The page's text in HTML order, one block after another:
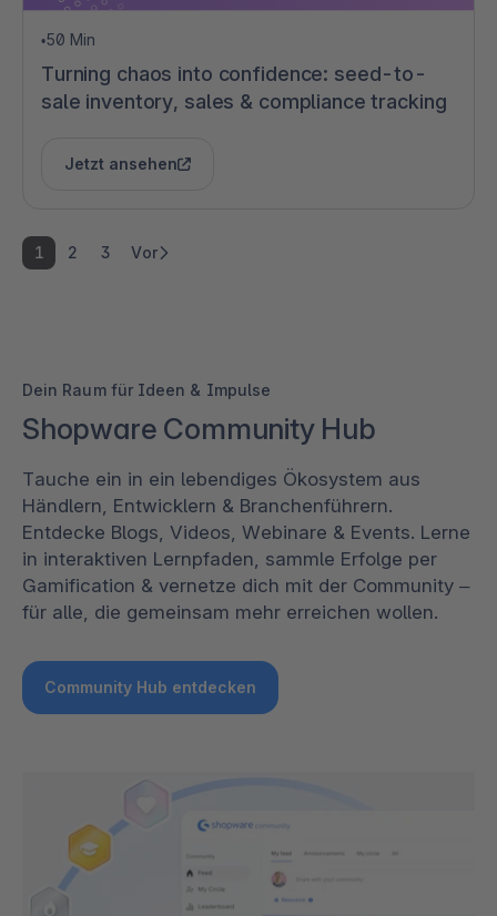
•50 Min
Turning chaos into confidence: seed-to-
sale inventory, sales & compliance tracking
Jetzt ansehen
1 2 3 Vor
Dein Raum für Ideen & Impulse
Shopware Community Hub
Tauche ein in ein lebendiges Ökosystem aus
Händlern, Entwicklern & Branchenführern.
Entdecke Blogs, Videos, Webinare & Events. Lerne
in interaktiven Lernpfaden, sammle Erfolge per
Gamification & vernetze dich mit der Community –
für alle, die gemeinsam mehr erreichen wollen.
Community Hub entdecken